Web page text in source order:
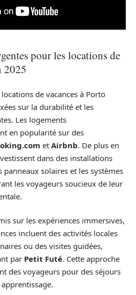
pour les locations de
2025
de vacances à Porto
sur la durabilité et les
Les logements
en popularité sur des
et Airbnb. De plus en
dans des installations
solaires et les systèmes
les voyageurs soucieux de leur
sur les expériences immersives,
incluent des activités locales
ou des visites guidées,
par Petit Futé. Cette approche
des voyageurs pour des séjours